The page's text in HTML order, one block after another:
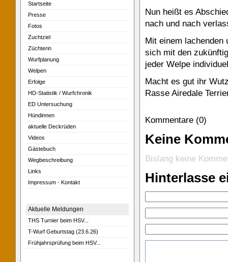
Startseite
Presse
Fotos
Zuchtziel
Züchterin
Wurfplanung
Welpen
Erfolge
HD-Statistik / Wurfchronik
ED Untersuchung
Hündinnen
aktuelle Deckrüden
Videos
Gästebuch
Wegbeschreibung
Links
Impressum - Kontakt
Aktuelle Meldungen
THS Turnier beim HSV...
T-Wurf Geburtstag (23.6.26)
Frühjahrsprüfung beim HSV...
Nun heißt es
nach und nach
Mit einem lachenden
sich mit den
jeder Welpe
Macht es gut ihr
Rasse Airedale
Kommentare (0)
Keine
Bislang keine
Hinterlasse